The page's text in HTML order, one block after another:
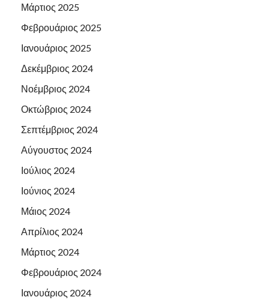
Μάρτιος 2025
Φεβρουάριος 2025
Ιανουάριος 2025
Δεκέμβριος 2024
Νοέμβριος 2024
Οκτώβριος 2024
Σεπτέμβριος 2024
Αύγουστος 2024
Ιούλιος 2024
Ιούνιος 2024
Μάιος 2024
Απρίλιος 2024
Μάρτιος 2024
Φεβρουάριος 2024
Ιανουάριος 2024